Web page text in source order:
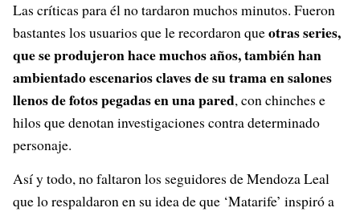
Las críticas para él no tardaron muchos minutos. Fueron
bastantes los usuarios que le recordaron queotras series,
que se produjeron hace muchos años, también han
ambientado escenarios claves de su trama en salones
llenos de fotos pegadas en una pared, con chinches e
hilos que denotan investigaciones contra determinado
personaje.
Así y todo, no faltaron los seguidores de Mendoza Leal
que lo respaldaron en su idea de que ‘Matarife’ inspiró a